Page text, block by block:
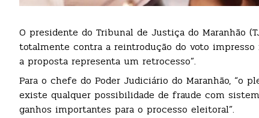
O presidente do Tribunal de Justiça do Maranhão
totalmente contra a reintrodução do voto
a proposta representa um retrocesso”.
Para o chefe do Poder Judiciário do Maranhão, “o
existe qualquer possibilidade de fraude com
ganhos importantes para o processo eleitoral”.